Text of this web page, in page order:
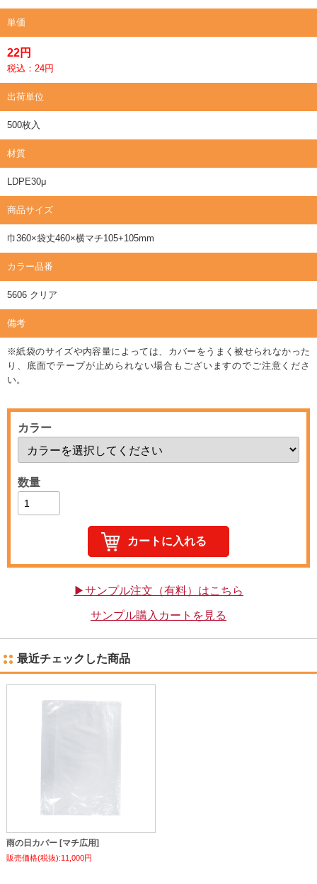
単価
22円
税込：24円
出荷単位
500枚入
材質
LDPE30μ
商品サイズ
巾360×袋丈460×横マチ105+105mm
カラー品番
5606 クリア
備考
※紙袋のサイズや内容量によっては、カバーをうまく被せられなかった
り、底面でテープが止められない場合もございますのでご注意くださ
い。
カラー
数量
▶サンプル注文（有料）はこちら
サンプル購入カートを見る
最近チェックした商品
雨の日カバー [マチ広用]
販売価格(税抜):11,000円